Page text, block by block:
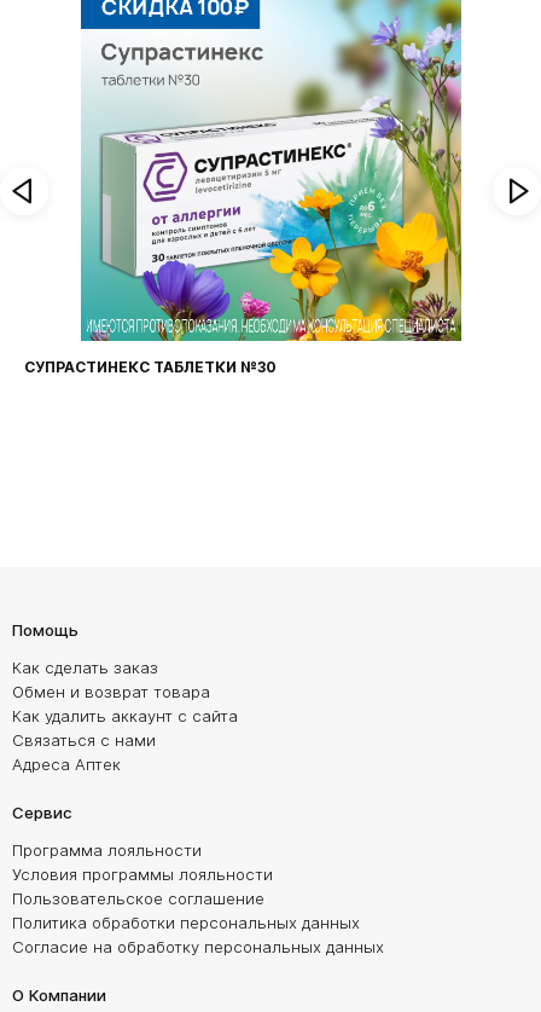
СУПРАСТИНЕКС ТАБЛЕТКИ №30
Помощь
Как сделать заказ
Обмен и возврат товара
Как удалить аккаунт с сайта
Связаться с нами
Адреса Аптек
Сервис
Программа лояльности
Условия программы лояльности
Пользовательское соглашение
Политика обработки персональных данных
Согласие на обработку персональных данных
О Компании